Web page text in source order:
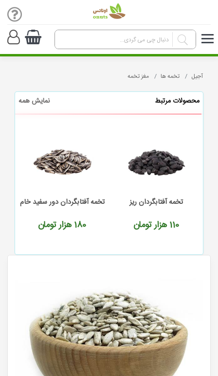
آجیل تخمه ها مغز تخمه
محصولات مرتبط نمایش همه
تخمه آفتابگردان دور سفید خام
180هزار تومان
مغز تخمه آفتابگردان
150هزار تومان